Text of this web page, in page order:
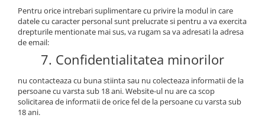
Pentru orice intrebari suplimentare cu privire la modul in care
datele cu caracter personal sunt prelucrate si pentru a va exercita
drepturile mentionate mai sus, va rugam sa va adresati la adresa
de email:
7. Confidentialitatea minorilor
nu contacteaza cu buna stiinta sau nu colecteaza informatii de la
persoane cu varsta sub 18 ani. Website-ul nu are ca scop
solicitarea de informatii de orice fel de la persoane cu varsta sub
18 ani.